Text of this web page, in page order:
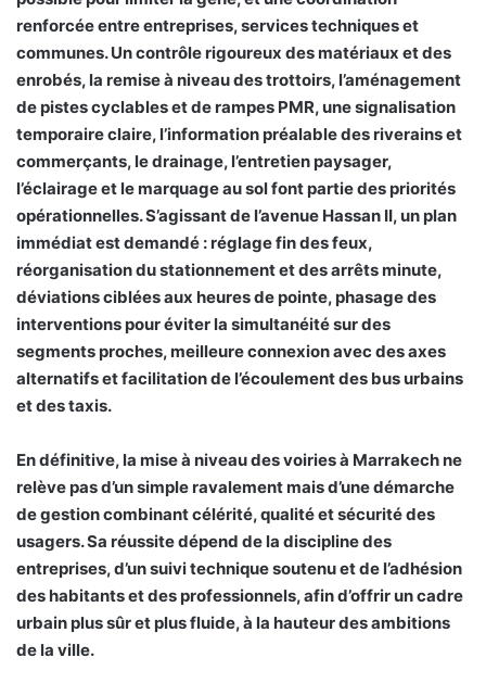
renforcée entre entreprises, services techniques et
communes. Un contrôle rigoureux des matériaux et des
enrobés, la remise à niveau des trottoirs, l’aménagement
de pistes cyclables et de rampes PMR, une signalisation
temporaire claire, l’information préalable des riverains et
commerçants, le drainage, l’entretien paysager,
l’éclairage et le marquage au sol font partie des priorités
opérationnelles. S’agissant de l’avenue Hassan II, un plan
immédiat est demandé : réglage fin des feux,
réorganisation du stationnement et des arrêts minute,
déviations ciblées aux heures de pointe, phasage des
interventions pour éviter la simultanéité sur des
segments proches, meilleure connexion avec des axes
alternatifs et facilitation de l’écoulement des bus urbains
et des taxis.
En définitive, la mise à niveau des voiries à Marrakech ne
relève pas d’un simple ravalement mais d’une démarche
de gestion combinant célérité, qualité et sécurité des
usagers. Sa réussite dépend de la discipline des
entreprises, d’un suivi technique soutenu et de l’adhésion
des habitants et des professionnels, afin d’offrir un cadre
urbain plus sûr et plus fluide, à la hauteur des ambitions
de la ville.